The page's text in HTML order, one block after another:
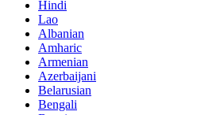
Hindi
Lao
Albanian
Amharic
Armenian
Azerbaijani
Belarusian
Bengali